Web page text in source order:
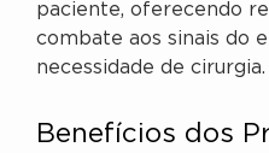
paciente, oferecendo
combate aos sinais do
necessidade de cirurgia.
Benefícios dos